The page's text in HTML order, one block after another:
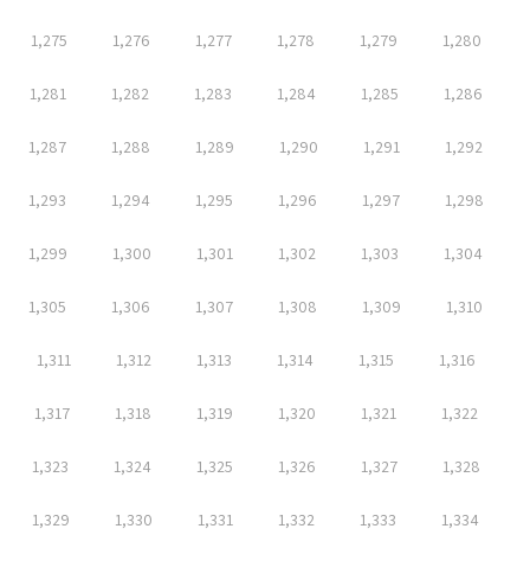
1,275 1,276 1,277 1,278 1,279 1,280
1,281 1,282 1,283 1,284 1,285 1,286
1,287 1,288 1,289 1,290 1,291 1,292
1,293 1,294 1,295 1,296 1,297 1,298
1,299 1,300 1,301 1,302 1,303 1,304
1,305 1,306 1,307 1,308 1,309 1,310
1,311 1,312 1,313 1,314 1,315 1,316
1,317 1,318 1,319 1,320 1,321 1,322
1,323 1,324 1,325 1,326 1,327 1,328
1,329 1,330 1,331 1,332 1,333 1,334